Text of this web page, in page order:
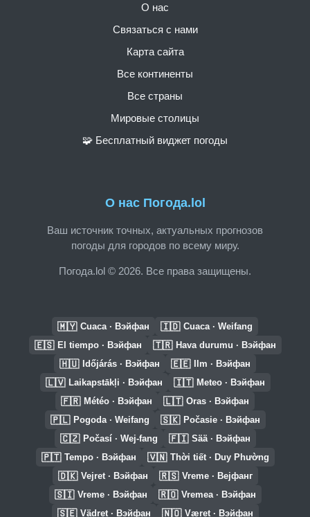
О нас Погода.lol
Ваш источник точных, актуальных прогнозов
погоды для городов по всему миру.
Погода.lol © 2026. Все права защищены.
О нас
Связаться с нами
Карта сайта
Все континенты
Все страны
Мировые столицы
🧩 Бесплатный виджет погоды
🇲🇾 Cuaca · Вэйфан 🇮🇩 Cuaca · Weifang
🇪🇸 El tiempo · Вэйфан 🇹🇷 Hava durumu · Вэйфан
🇭🇺 Időjárás · Вэйфан 🇪🇪 Ilm · Вэйфан
🇱🇻 Laikapstākļi · Вэйфан 🇮🇹 Meteo · Вэйфан
🇫🇷 Météo · Вэйфан 🇱🇹 Oras · Вэйфан
🇵🇱 Pogoda · Weifang 🇸🇰 Počasie · Вэйфан
🇨🇿 Počasí · Wej-fang 🇫🇮 Sää · Вэйфан
🇵🇹 Tempo · Вэйфан 🇻🇳 Thời tiết · Duy Phường
🇩🇰 Vejret · Вэйфан 🇷🇸 Vreme · Вејфанг
🇸🇮 Vreme · Вэйфан 🇷🇴 Vremea · Вэйфан
🇸🇪 Vädret · Вэйфан 🇳🇴 Været · Вэйфан